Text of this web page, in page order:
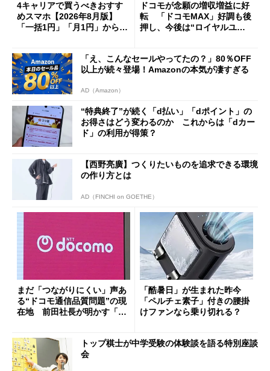
4キャリアで買うべきおすす
めスマホ【2026年8月版】
「一括1円」「月1円」からお
ドコモが念願の増収増益に好
転 「ドコモMAX」好調も後
押し、今後は“ロイヤルユー
「え、こんなセールやってたの？」80％OFF
以上が続々登場！Amazonの本気が凄すぎる
AD（Amazon）
“特典終了”が続く「d払い」「dポイント」の
お得さはどう変わるのか これからは「dカー
ド」の利用が得策？
【西野亮廣】つくりたいものを追求できる環境
の作り方とは
AD（FINCHI on GOETHE）
まだ「つながりにくい」声あ
る“ドコモ通信品質問題”の現
在地 前田社長が明かす「道
「酷暑日」が生まれた昨今
「ペルチェ素子」付きの腰掛
けファンなら乗り切れる？
トップ棋士が中学受験の体験談を語る特別座談
会